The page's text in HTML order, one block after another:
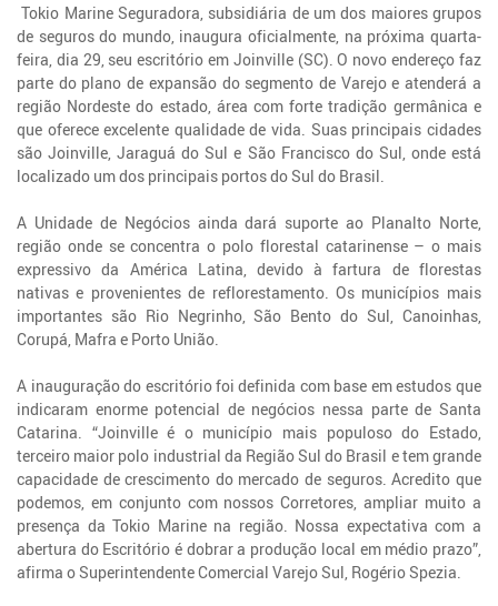
Tokio Marine Seguradora, subsidiária de um dos maiores grupos
de seguros do mundo, inaugura oficialmente, na próxima quarta-
feira, dia 29, seu escritório em Joinville (SC). O novo endereço faz
parte do plano de expansão do segmento de Varejo e atenderá a
região Nordeste do estado, área com forte tradição germânica e
que oferece excelente qualidade de vida. Suas principais cidades
são Joinville, Jaraguá do Sul e São Francisco do Sul, onde está
localizado um dos principais portos do Sul do Brasil.
A Unidade de Negócios ainda dará suporte ao Planalto Norte,
região onde se concentra o polo florestal catarinense – o mais
expressivo da América Latina, devido à fartura de florestas
nativas e provenientes de reflorestamento. Os municípios mais
importantes são Rio Negrinho, São Bento do Sul, Canoinhas,
Corupá, Mafra e Porto União.
A inauguração do escritório foi definida com base em estudos que
indicaram enorme potencial de negócios nessa parte de Santa
Catarina. “Joinville é o município mais populoso do Estado,
terceiro maior polo industrial da Região Sul do Brasil e tem grande
capacidade de crescimento do mercado de seguros. Acredito que
podemos, em conjunto com nossos Corretores, ampliar muito a
presença da Tokio Marine na região. Nossa expectativa com a
abertura do Escritório é dobrar a produção local em médio prazo”,
afirma o Superintendente Comercial Varejo Sul, Rogério Spezia.